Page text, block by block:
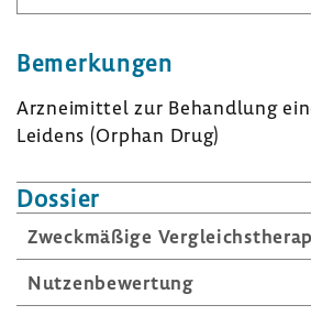
Bemer­kungen
Arznei­mittel zur Behand­lung
Leidens (Orphan Drug)
Dossier
Zweck­mä­ßige
Nutzen­be­wer­tung